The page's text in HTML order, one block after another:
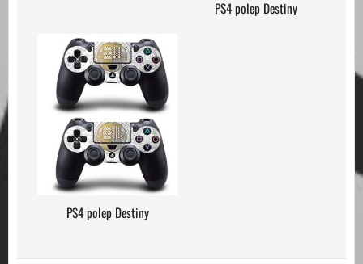
PS4 polep Destiny
PS4 polep Destiny